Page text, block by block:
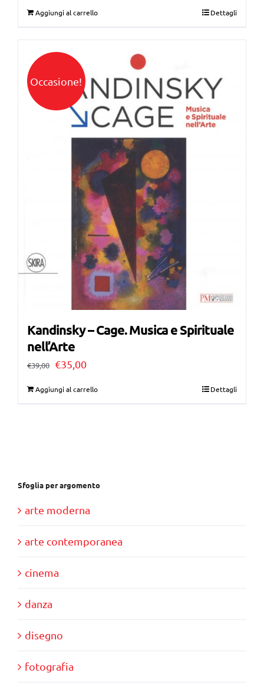
Aggiungi al carrello Dettagli
Occasione!
Kandinsky – Cage. Musica e Spirituale
nell’Arte
€39,00 Il
€35,00Il
Aggiungi al carrello Dettagli
Sfoglia per argomento
arte moderna
arte contemporanea
cinema
danza
disegno
fotografia